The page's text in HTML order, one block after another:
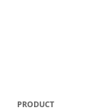
PRODUCT